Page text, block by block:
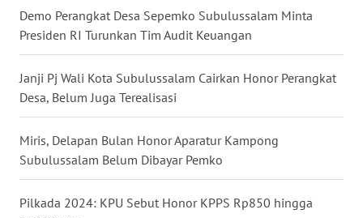
Demo Perangkat Desa Sepemko Subulussalam Minta
Presiden RI Turunkan Tim Audit Keuangan
Janji Pj Wali Kota Subulussalam Cairkan Honor Perangkat
Desa, Belum Juga Terealisasi
Miris, Delapan Bulan Honor Aparatur Kampong
Subulussalam Belum Dibayar Pemko
Pilkada 2024: KPU Sebut Honor KPPS Rp850 hingga
WN
SUMSEL
BENGKULU
LAMPUNG
JATENG